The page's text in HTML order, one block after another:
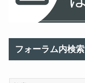
フォーラム内検索